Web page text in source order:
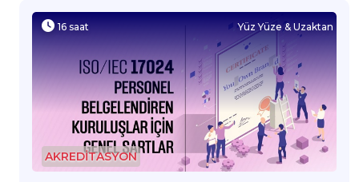
16 saat Yüz Yüze & Uzaktan
AKREDİTASYON